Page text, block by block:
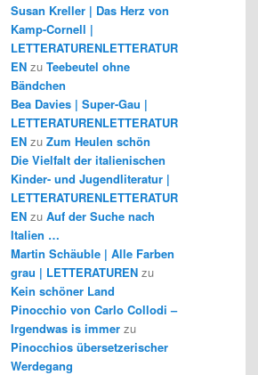
Susan Kreller | Das Herz von
Kamp-Cornell |
LETTERATURENLETTERATUR
EN zu Teebeutel ohne
Bändchen
Bea Davies | Super-Gau |
LETTERATURENLETTERATUR
EN zu Zum Heulen schön
Die Vielfalt der italienischen
Kinder- und Jugendliteratur |
LETTERATURENLETTERATUR
EN zu Auf der Suche nach
Italien …
Martin Schäuble | Alle Farben
grau | LETTERATUREN zu
Kein schöner Land
Pinocchio von Carlo Collodi –
Irgendwas is immer zu
Pinocchios übersetzerischer
Werdegang